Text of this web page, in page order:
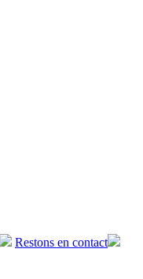
Restons en contact